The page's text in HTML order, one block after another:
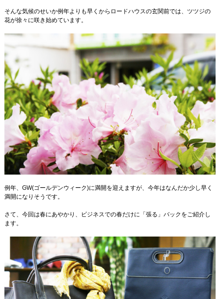
そんな気候のせいか例年よりも早くからロードハウスの玄関前では、ツツジの
花が徐々に咲き始めています。
例年、GW(ゴールデンウィーク)に満開を迎えますが、今年はなんだか少し早く
満開になりそうです。
さて、今回は春にあやかり、ビジネスでの春だけに「張る」バックをご紹介し
ます。